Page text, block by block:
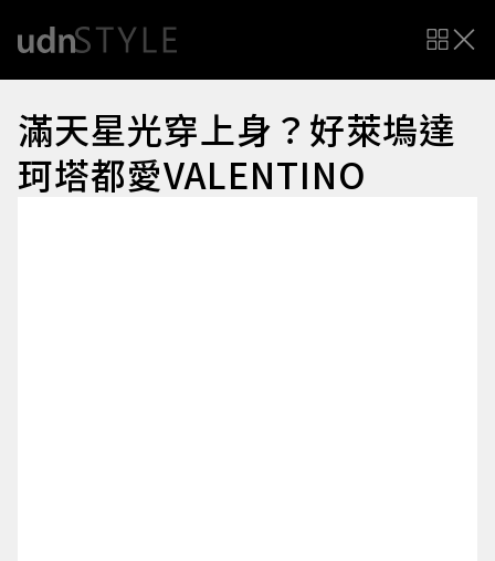
滿天星光穿上身？好萊塢達
珂塔都愛VALENTINO